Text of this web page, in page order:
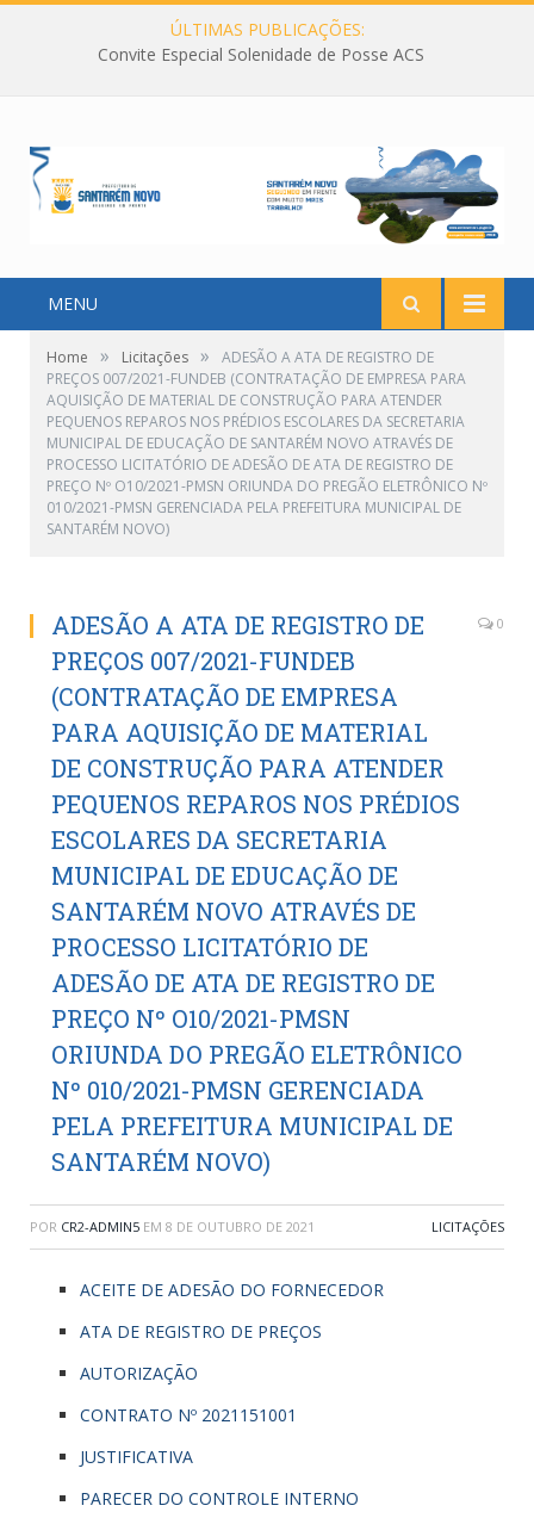
ÚLTIMAS PUBLICAÇÕES:
Convite Especial Solenidade de Posse ACS
MENU
Home » Licitações »
ADESÃO A ATA DE REGISTRO DE
PREÇOS 007/2021-FUNDEB (CONTRATAÇÃO DE EMPRESA PARA
AQUISIÇÃO DE MATERIAL DE CONSTRUÇÃO PARA ATENDER
PEQUENOS REPAROS NOS PRÉDIOS ESCOLARES DA SECRETARIA
MUNICIPAL DE EDUCAÇÃO DE SANTARÉM NOVO ATRAVÉS DE
PROCESSO LICITATÓRIO DE ADESÃO DE ATA DE REGISTRO DE
PREÇO Nº O10/2021-PMSN ORIUNDA DO PREGÃO ELETRÔNICO Nº
010/2021-PMSN GERENCIADA PELA PREFEITURA MUNICIPAL DE
SANTARÉM NOVO)
ADESÃO A ATA DE REGISTRO DE
PREÇOS 007/2021-FUNDEB
(CONTRATAÇÃO DE EMPRESA
PARA AQUISIÇÃO DE MATERIAL
DE CONSTRUÇÃO PARA ATENDER
PEQUENOS REPAROS NOS PRÉDIOS
ESCOLARES DA SECRETARIA
MUNICIPAL DE EDUCAÇÃO DE
SANTARÉM NOVO ATRAVÉS DE
PROCESSO LICITATÓRIO DE
ADESÃO DE ATA DE REGISTRO DE
PREÇO Nº O10/2021-PMSN
ORIUNDA DO PREGÃO ELETRÔNICO
Nº 010/2021-PMSN GERENCIADA
PELA PREFEITURA MUNICIPAL DE
SANTARÉM NOVO)
0
POR CR2-ADMIN5 EM 8 DE OUTUBRO DE 2021 LICITAÇÕES
ACEITE DE ADESÃO DO FORNECEDOR
ATA DE REGISTRO DE PREÇOS
AUTORIZAÇÃO
CONTRATO Nº 2021151001
JUSTIFICATIVA
PARECER DO CONTROLE INTERNO